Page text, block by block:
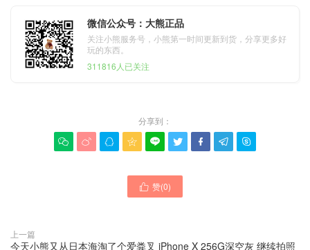
微信公众号：大熊正品
关注小熊服务号，小熊第一时间更新到货，分享更多好
玩的东西。
311816人已关注
分享到：
        
 赞(0)
上一篇
今天小熊又从日本海淘了个爱粪叉 iPhone X 256G深空灰 继续拍照